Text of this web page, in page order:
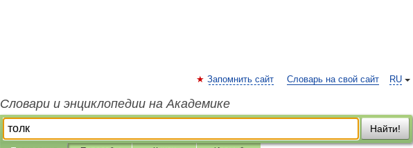
RU
Запомнить сайт Словарь на свой сайт
Словари и энциклопедии на Академике
Найти!